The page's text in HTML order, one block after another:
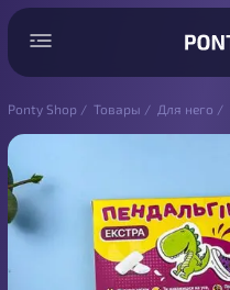
Ponty Shop / Товары / Для него /